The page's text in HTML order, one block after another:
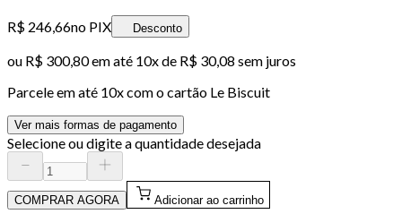
R$ 246,66no PIX Desconto
ou R$ 300,80em até 10x de R$ 30,08 sem juros
Parcele em até 10x com o cartão Le Biscuit
Ver mais formas de pagamento
Selecione ou digite a quantidade desejada
COMPRAR AGORA Adicionar ao carrinho